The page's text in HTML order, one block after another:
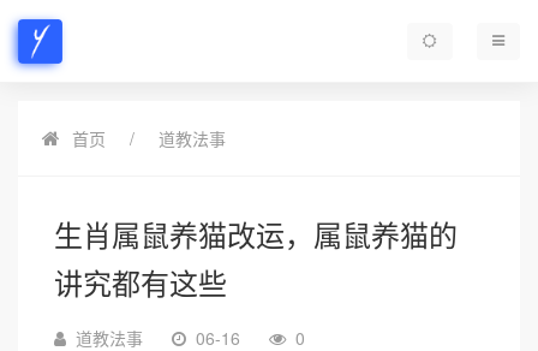
首页 道教法事
生肖属鼠养猫改运，属鼠养猫的
讲究都有这些
道教法事 06-16 0